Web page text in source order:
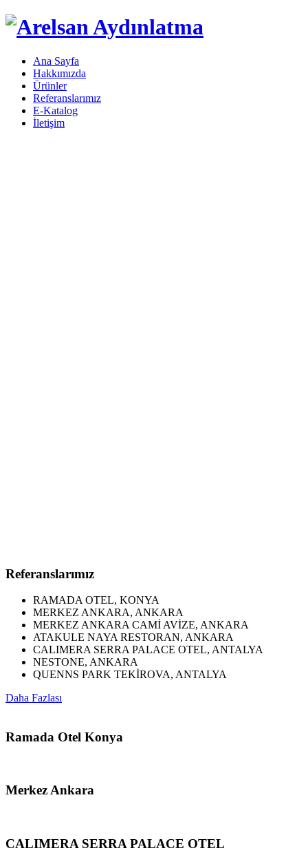
Ana Sayfa
Hakkımızda
Ürünler
Referanslarımız
E-Katalog
İletişim
Referanslarımız
RAMADA OTEL, KONYA
MERKEZ ANKARA, ANKARA
MERKEZ ANKARA CAMİ AVİZE, ANKARA
ATAKULE NAYA RESTORAN, ANKARA
CALIMERA SERRA PALACE OTEL, ANTALYA
NESTONE, ANKARA
QUENNS PARK TEKİROVA, ANTALYA
Daha Fazlası
Ramada Otel Konya
Merkez Ankara
CALIMERA SERRA PALACE OTEL